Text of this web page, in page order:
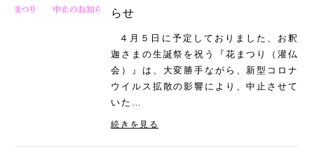
らせ
４月５日に予定しておりました、お釈
迦さまの生誕祭を祝う『花まつり（灌仏
会）』は、大変勝手ながら、新型コロナ
ウイルス拡散の影響により、中止させて
いた…
続きを見る